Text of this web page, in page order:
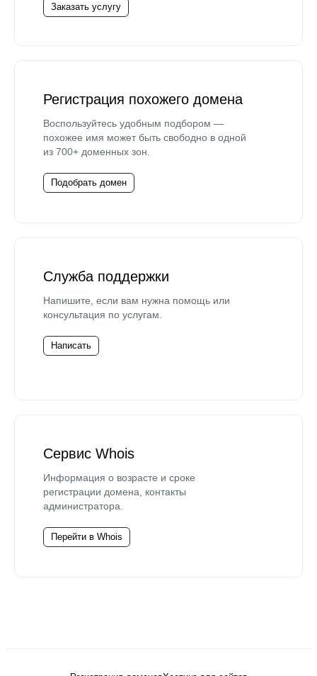
Заказать услугу
Регистрация похожего домена
Воспользуйтесь удобным подбором —
похожее имя может быть свободно в одной
из 700+ доменных зон.
Подобрать домен
Служба поддержки
Напишите, если вам нужна помощь или
консультация по услугам.
Написать
Сервис Whois
Информация о возрасте и сроке
регистрации домена, контакты
администратора.
Перейти в Whois